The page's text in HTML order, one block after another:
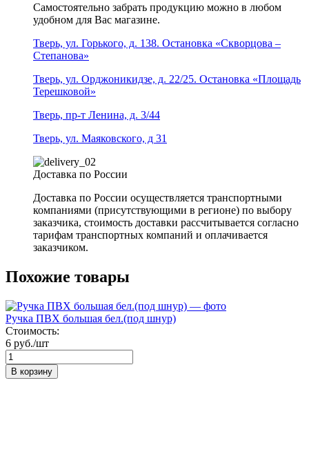
Самостоятельно забрать продукцию можно в любом
удобном для Вас магазине.
Тверь, ул. Горького, д. 138. Остановка «Скворцова –
Степанова»
Тверь, ул. Орджоникидзе, д. 22/25. Остановка «Площадь
Терешковой»
Тверь, пр-т Ленина, д. 3/44
Тверь, ул. Маяковского, д 31
Доставка по России
Доставка по России осуществляется транспортными
компаниями (присутствующими в регионе) по выбору
заказчика, стоимость доставки рассчитывается согласно
тарифам транспортных компаний и оплачивается
заказчиком.
Похожие товары
Ручка ПВХ большая бел.(под шнур)
Стоимость:
6 руб./шт
В корзину